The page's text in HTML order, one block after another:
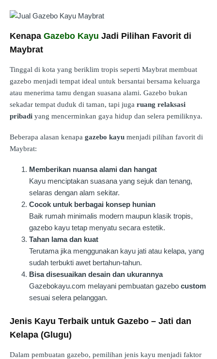
Kenapa Gazebo Kayu Jadi Pilihan Favorit di
Maybrat
Tinggal di kota yang beriklim tropis seperti Maybrat membuat
gazebo menjadi tempat ideal untuk bersantai bersama keluarga
atau menerima tamu dengan suasana alami. Gazebo bukan
sekadar tempat duduk di taman, tapi juga ruang relaksasi
pribadi yang mencerminkan gaya hidup dan selera pemiliknya.
Beberapa alasan kenapa gazebo kayu menjadi pilihan favorit di
Maybrat:
Memberikan nuansa alami dan hangat
Kayu menciptakan suasana yang sejuk dan tenang,
selaras dengan alam sekitar.
Cocok untuk berbagai konsep hunian
Baik rumah minimalis modern maupun klasik tropis,
gazebo kayu tetap menyatu secara estetik.
Tahan lama dan kuat
Terutama jika menggunakan kayu jati atau kelapa, yang
sudah terbukti awet bertahun-tahun.
Bisa disesuaikan desain dan ukurannya
Gazebokayu.com melayani pembuatan gazebo custom
sesuai selera pelanggan.
Jenis Kayu Terbaik untuk Gazebo – Jati dan
Kelapa (Glugu)
Dalam pembuatan gazebo, pemilihan jenis kayu menjadi faktor